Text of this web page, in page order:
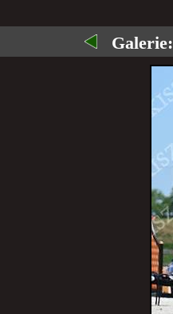
Galerie: